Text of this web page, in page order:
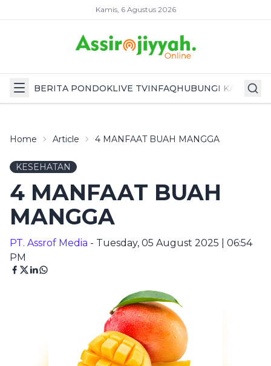
Kamis, 6 Agustus 2026
BERITA PONDOKLIVE TVINFAQHUBUNGI KAMI
Home Article 4 MANFAAT BUAH MANGGA
KESEHATAN
4 MANFAAT BUAH
MANGGA
PT. Assrof Media - Tuesday, 05 August 2025 | 06:54
PM